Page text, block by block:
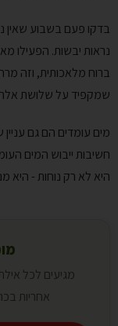
בדקו פעם בשבוע שאין
נראות יבשות. הפעילו
ברוח מלאכותית, וזה
שמקפיד על שלושת
מים עומדים הם גם עניין
חשיבות ייבוש המים
היא לא רק נוחות - היא
מגיעים לכל
אחריות